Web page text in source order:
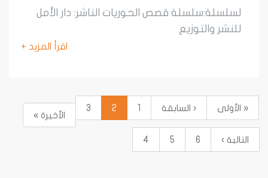
قصص الحوريات الناشر: دار الأمل
والتوزيع
اقرأ المزيد +
‹ السابقة 1
6